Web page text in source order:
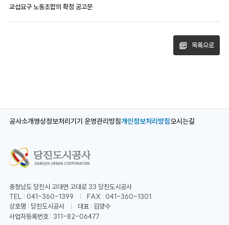
교섭요구 노동조합의 확정 공고문
목록으로
공사소개영상정보처리기기 운영관리방침개인정보처리방침오시는길
충청남도 당진시 고대면 고대로 33 당진도시공사
TEL : 041-360-1399
FAX : 041-360-1301
상호명 : 당진도시공사
대표 : 김양수
사업자등록번호 : 311-82-06477